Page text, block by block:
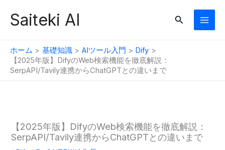
Saiteki AI
検
ホーム 基礎知識 AIツール入門
Dify
【2025年版】DifyのWeb検索機能を徹底解説：
SerpAPI/Tavily連携からChatGPTとの違いまで
【2025年版】DifyのWeb検索機能を徹底解説：
SerpAPI/Tavily連携からChatGPTとの違いまで